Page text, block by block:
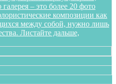
– это более 20 фото
композиции как
между собой, нужно лишь
Листайте дальше,